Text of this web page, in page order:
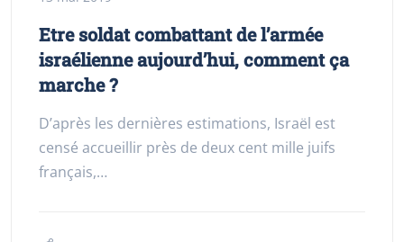
Etre soldat combattant de l’armée
israélienne aujourd’hui, comment ça
marche ?
D’après les dernières estimations, Israël est
censé accueillir près de deux cent mille juifs
français,…